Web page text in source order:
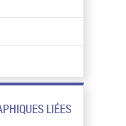
LIÉES